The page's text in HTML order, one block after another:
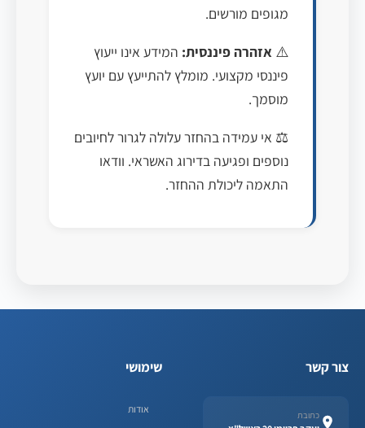
מגופים מורשים.
⚠️ אזהרה פיננסית: המידע אינו ייעוץ
פיננסי מקצועי. מומלץ להתייעץ עם יועץ
מוסמך.
⚖️ אי עמידה בהחזר עלולה לגרור לחיובים
נוספים ופגיעה בדירוג האשראי. וודאו
התאמה ליכולת ההחזר.
צור קשר
כתובת
שימושי
אודות